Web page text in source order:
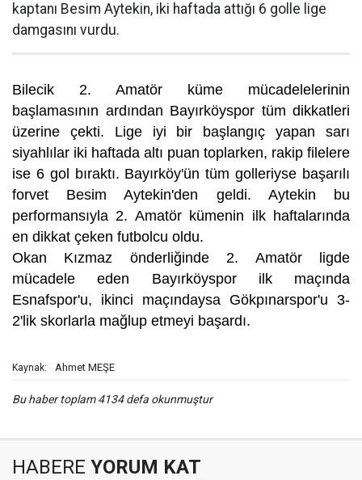
kaptanı Besim Aytekin, iki haftada attığı 6 golle lige
damgasını vurdu.
Bilecik 2. Amatör küme mücadelelerinin
başlamasının ardından Bayırköyspor tüm dikkatleri
üzerine çekti. Lige iyi bir başlangıç yapan sarı
siyahlılar iki haftada altı puan toplarken, rakip filelere
ise 6 gol bıraktı. Bayırköy'ün tüm golleriyse başarılı
forvet Besim Aytekin'den geldi. Aytekin bu
performansıyla 2. Amatör kümenin ilk haftalarında
en dikkat çeken futbolcu oldu.
Okan Kızmaz önderliğinde 2. Amatör ligde
mücadele eden Bayırköyspor ilk maçında
Esnafspor'u, ikinci maçındaysa Gökpınarspor'u 3-
2'lik skorlarla mağlup etmeyi başardı.
Kaynak: Ahmet MEŞE
Bu haber toplam 4134 defa okunmuştur
HABERE YORUM KAT